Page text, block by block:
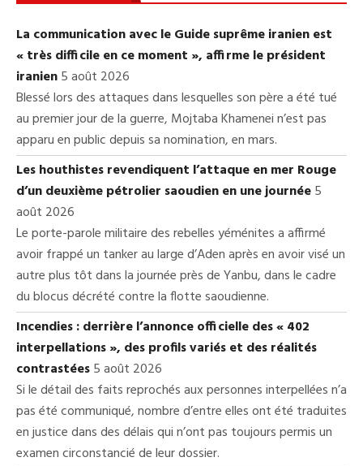
La communication avec le Guide suprême iranien est
« très difficile en ce moment », affirme le président
iranien5 août 2026
Blessé lors des attaques dans lesquelles son père a été tué
au premier jour de la guerre, Mojtaba Khamenei n’est pas
apparu en public depuis sa nomination, en mars.
Les houthistes revendiquent l’attaque en mer Rouge
d’un deuxième pétrolier saoudien en une journée5
août 2026
Le porte-parole militaire des rebelles yéménites a affirmé
avoir frappé un tanker au large d’Aden après en avoir visé un
autre plus tôt dans la journée près de Yanbu, dans le cadre
du blocus décrété contre la flotte saoudienne.
Incendies : derrière l’annonce officielle des « 402
interpellations », des profils variés et des réalités
contrastées5 août 2026
Si le détail des faits reprochés aux personnes interpellées n’a
pas été communiqué, nombre d’entre elles ont été traduites
en justice dans des délais qui n’ont pas toujours permis un
examen circonstancié de leur dossier.